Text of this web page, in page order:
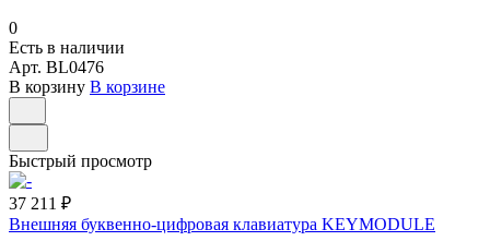
0
Есть в наличии
Арт. BL0476
В корзину В корзине
Быстрый просмотр
37 211 ₽
Внешняя буквенно-цифровая клавиатура KEYMODULE